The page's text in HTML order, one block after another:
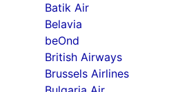
Batik Air
Belavia
beOnd
British Airways
Brussels Airlines